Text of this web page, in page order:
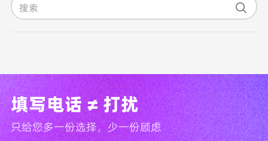
填写电话 ≠ 打扰
只给您多一份选择，少一份顾虑